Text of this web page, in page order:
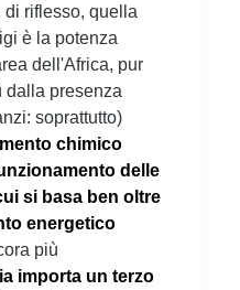
di riflesso, quella
è la potenza
dell'Africa, pur
dalla presenza
soprattutto)
chimico
delle
si basa ben oltre
energetico
più
importa un terzo